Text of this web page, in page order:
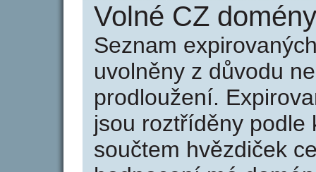
Volné CZ
Seznam
uvolněny z důvodu
prodloužení.
jsou roztříděny podle
součtem hvězdiček